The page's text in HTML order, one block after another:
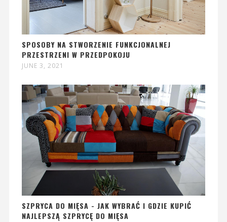
SPOSOBY NA STWORZENIE FUNKCJONALNEJ
PRZESTRZENI W PRZEDPOKOJU
JUNE 3, 2021
SZPRYCA DO MIĘSA - JAK WYBRAĆ I GDZIE KUPIĆ
NAJLEPSZĄ SZPRYCĘ DO MIĘSA